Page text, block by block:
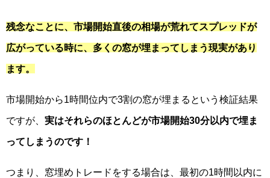
残念なことに、市場開始直後の相場が荒れてスプレッドが
広がっている時に、多くの窓が埋まってしまう現実があり
ます。
市場開始から1時間位内で3割の窓が埋まるという検証結果
ですが、 実はそれらのほとんどが市場開始30分以内で埋ま
ってしまうのです！
つまり、窓埋めトレードをする場合は、最初の1時間以内に